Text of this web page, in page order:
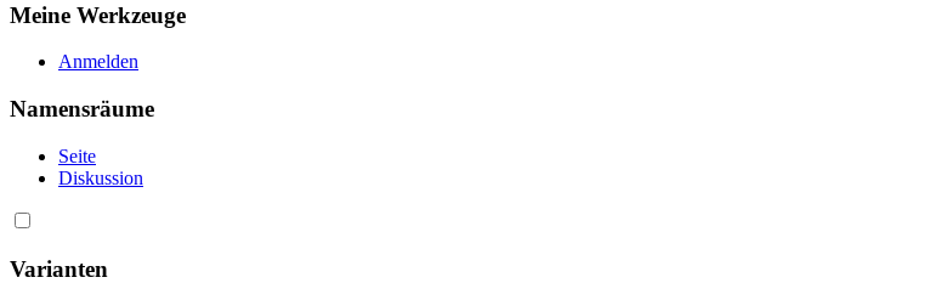
Meine Werkzeuge
Anmelden
Namensräume
Seite
Diskussion
Varianten